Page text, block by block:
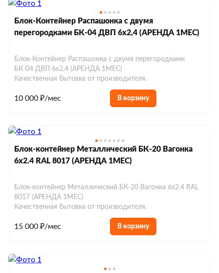
Блок-Контейнер Распашонка с двумя
перегородками БК-04 ДВП 6х2,4 (АРЕНДА 1МЕС)
Блок-Контейнер Распашонка с двумя перегородками
БК-04 ДВП 6х2,4 (АРЕНДА 1МЕС)
Качественная бытовка от производителя.
10 000 ₽/мес В корзину
Блок-контейнер Металлический БК-20 Вагонка
6х2.4 RAL 8017 (АРЕНДА 1МЕС)
Блок-контейнер Металлический БК-20 Вагонка 6х2.4 RAL
8017 (АРЕНДА 1МЕС)
Качественная бытовка от производителя.
15 000 ₽/мес В корзину